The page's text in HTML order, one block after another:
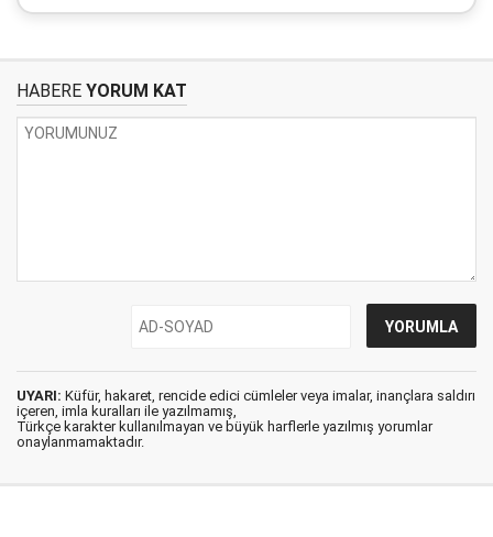
HABERE YORUM KAT
UYARI: Küfür, hakaret, rencide edici cümleler veya imalar, inançlara saldırı
içeren, imla kuralları ile yazılmamış,
Türkçe karakter kullanılmayan ve büyük harflerle yazılmış yorumlar
onaylanmamaktadır.